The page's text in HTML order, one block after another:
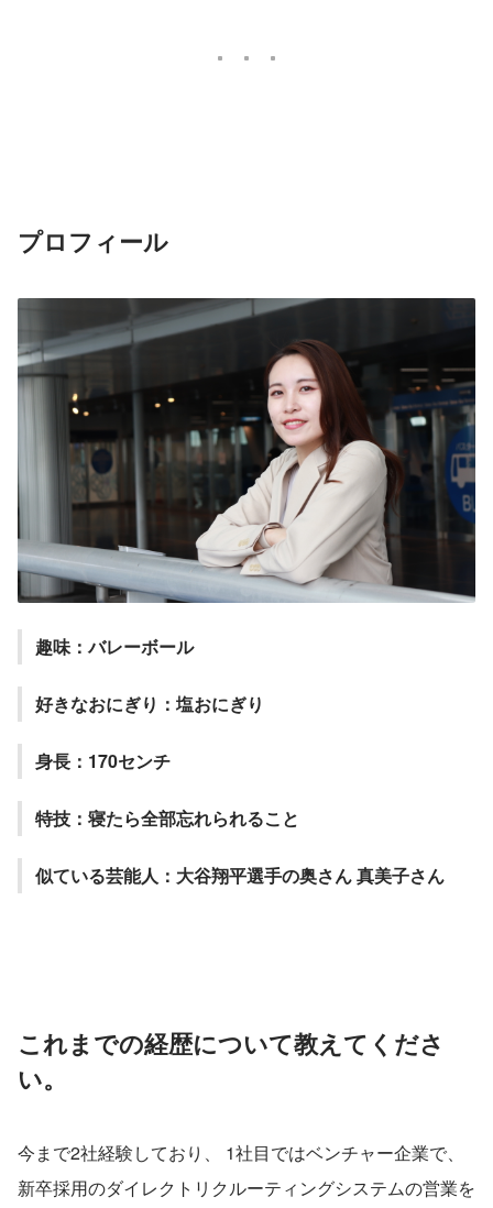
プロフィール
趣味：バレーボール
好きなおにぎり：塩おにぎり
身長：170センチ
特技：寝たら全部忘れられること
似ている芸能人：大谷翔平選手の奥さん 真美子さん
これまでの経歴について教えてくださ
い。
今まで2社経験しており、 1社目ではベンチャー企業で、
新卒採用のダイレクトリクルーティングシステムの営業を